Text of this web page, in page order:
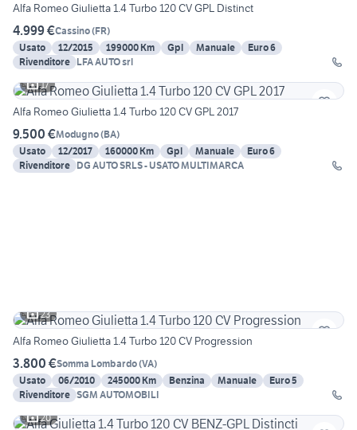
Alfa Romeo Giulietta 1.4 Turbo 120 CV GPL Distinct
4.999 €Cassino(FR)
Usato
12/2015 199000 Km Gpl Manuale
Euro 6
Rivenditore
LFA AUTO srl
17
Alfa Romeo Giulietta 1.4 Turbo 120 CV GPL 2017
9.500 €Modugno(BA)
Usato
12/2017 160000 Km Gpl Manuale
Euro 6
Rivenditore DG AUTO SRLS - USATO MULTIMARCA
23
Alfa Romeo Giulietta 1.4 Turbo 120 CV Progression
3.800 €Somma Lombardo(VA)
Usato
06/2010 245000 Km Benzina Manuale
Euro 5
Rivenditore SGM AUTOMOBILI
20